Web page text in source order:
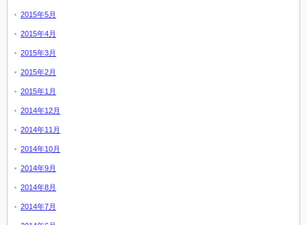
2015年5月
2015年4月
2015年3月
2015年2月
2015年1月
2014年12月
2014年11月
2014年10月
2014年9月
2014年8月
2014年7月